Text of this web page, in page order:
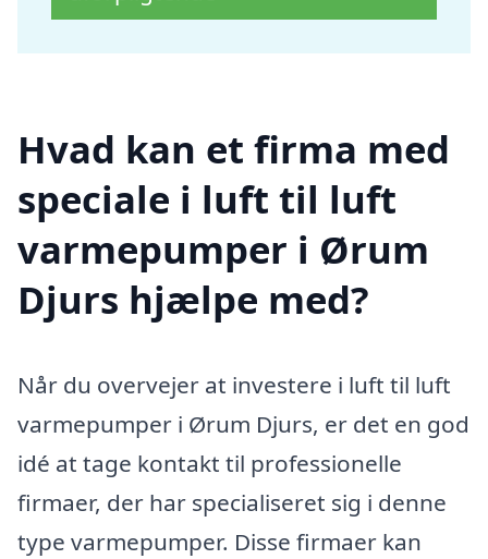
Hvad kan et firma med
speciale i luft til luft
varmepumper i Ørum
Djurs hjælpe med?
Når du overvejer at investere i luft til luft
varmepumper i Ørum Djurs, er det en god
idé at tage kontakt til professionelle
firmaer, der har specialiseret sig i denne
type varmepumper. Disse firmaer kan